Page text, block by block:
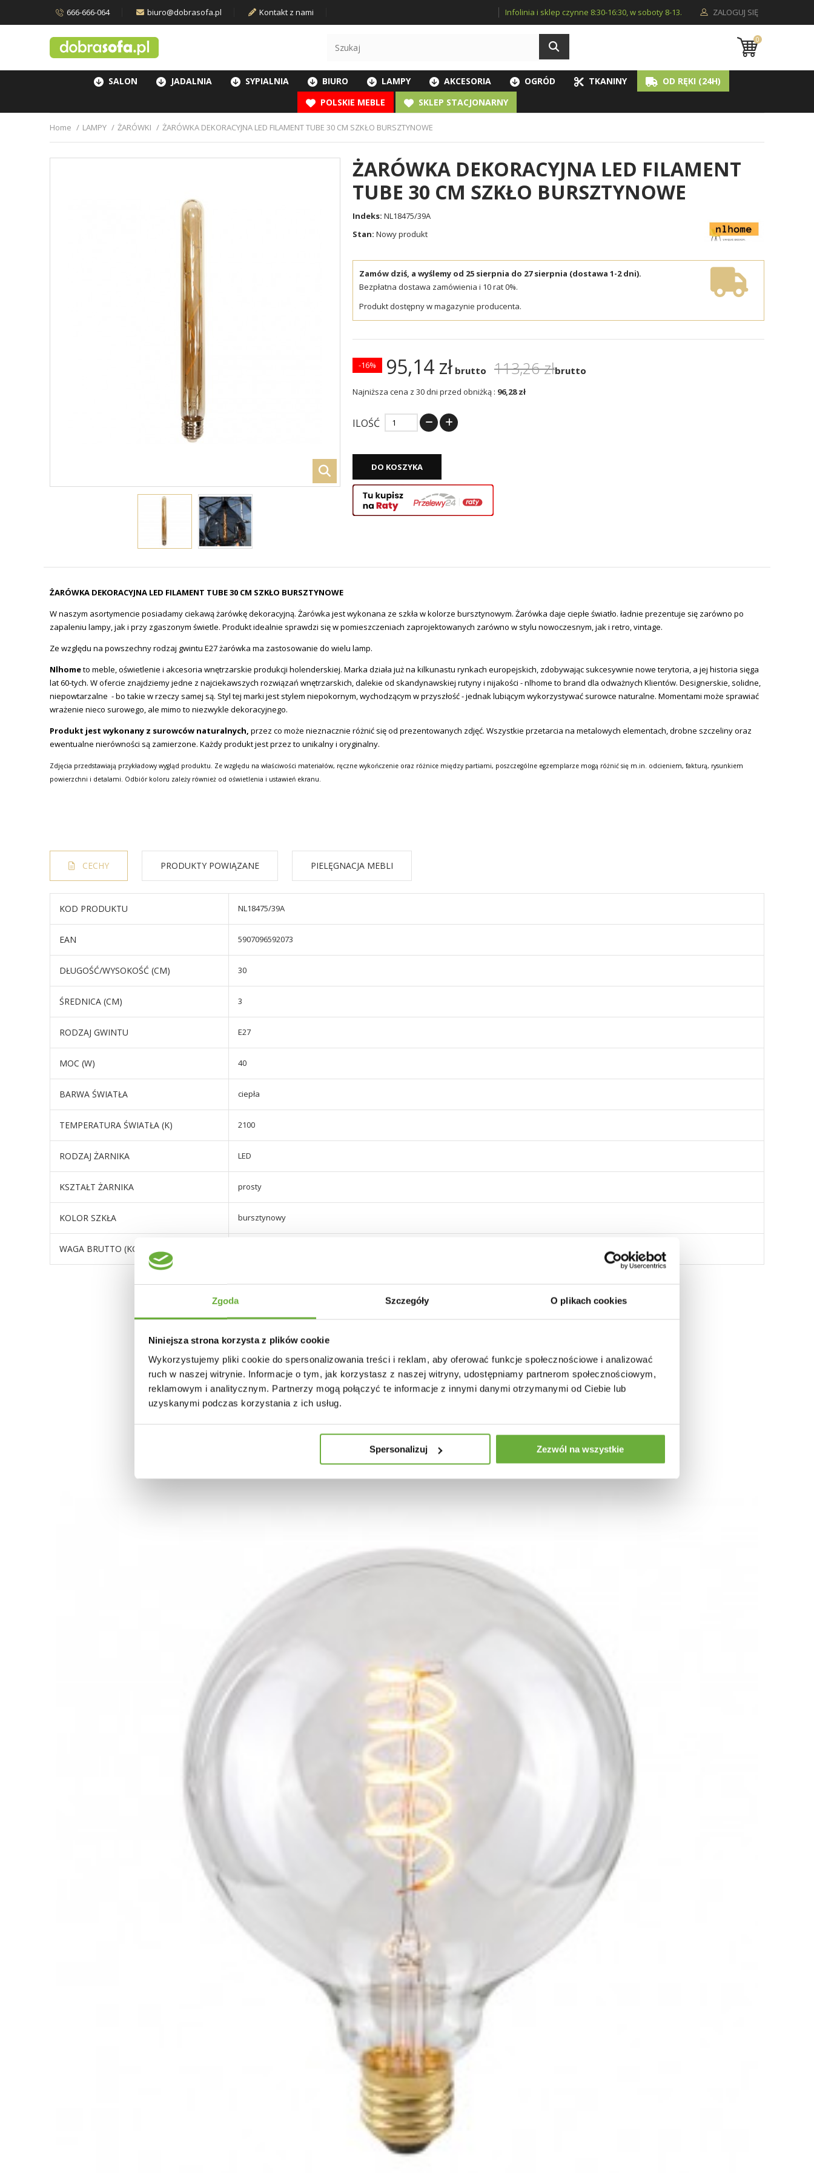
Zgoda Szczegóły O plikach cookies
Niniejsza strona korzysta z plików cookie
Wykorzystujemy pliki cookie do spersonalizowania treści i reklam, aby oferować funkcje społecznościowe i analizować
ruch w naszej witrynie. Informacje o tym, jak korzystasz z naszej witryny, udostępniamy partnerom społecznościowym,
reklamowym i analitycznym. Partnerzy mogą połączyć te informacje z innymi danymi otrzymanymi od Ciebie lub
uzyskanymi podczas korzystania z ich usług.
Spersonalizuj Zezwól na wszystkie
ZALOGUJ SIĘ
666-666-064 biuro@dobrasofa.pl Kontakt z nami Infolinia i sklep czynne 8:30-16:30, w soboty 8-13.
0
SALON JADALNIA SYPIALNIA BIURO LAMPY AKCESORIA OGRÓD TKANINY
OD RĘKI (24H)
POLSKIE MEBLE
SKLEP STACJONARNY
Home LAMPY ŻARÓWKI ŻARÓWKA DEKORACYJNA LED FILAMENT TUBE 30 CM SZKŁO BURSZTYNOWE
ŻARÓWKA DEKORACYJNA LED FILAMENT
TUBE 30 CM SZKŁO BURSZTYNOWE
Indeks: NL18475/39A
Stan: Nowy produkt
Zamów dziś, a wyślemy od 25 sierpnia do 27 sierpnia (dostawa 1-2 dni).
Bezpłatna dostawa zamówienia i 10 rat 0%.
Produkt dostępny w magazynie producenta.
95,14 zł brutto 113,26 złbrutto
-16%
Najniższa cena z 30 dni przed obniżką : 96,28 zł
ILOŚĆ
DO KOSZYKA
ŻARÓWKA DEKORACYJNA LED FILAMENT TUBE 30 CM SZKŁO BURSZTYNOWE
W naszym asortymencie posiadamy ciekawą żarówkę dekoracyjną. Żarówka jest wykonana ze szkła w kolorze bursztynowym. Żarówka daje ciepłe światło. ładnie prezentuje się zarówno po
zapaleniu lampy, jak i przy zgaszonym świetle. Produkt idealnie sprawdzi się w pomieszczeniach zaprojektowanych zarówno w stylu nowoczesnym, jak i retro, vintage.
Ze względu na powszechny rodzaj gwintu E27 żarówka ma zastosowanie do wielu lamp.
Nlhometo meble, oświetlenie i akcesoria wnętrzarskie produkcji holenderskiej. Marka działa już na kilkunastu rynkach europejskich, zdobywając sukcesywnie nowe terytoria, a jej historia sięga
lat 60-tych. W ofercie znajdziemy jedne z najciekawszych rozwiązań wnętrzarskich, dalekie od skandynawskiej rutyny i nijakości - nlhome to brand dla odważnych Klientów. Designerskie, solidne,
niepowtarzalne - bo takie w rzeczy samej są. Styl tej marki jest stylem niepokornym, wychodzącym w przyszłość - jednak lubiącym wykorzystywać surowce naturalne. Momentami może sprawiać
wrażenie nieco surowego, ale mimo to niezwykle dekoracyjnego.
Produkt jest wykonany z surowców naturalnych, przez co może nieznacznie różnić się od prezentowanych zdjęć. Wszystkie przetarcia na metalowych elementach, drobne szczeliny oraz
ewentualne nierówności są zamierzone. Każdy produkt jest przez to unikalny i oryginalny.
Zdjęcia przedstawiają przykładowy wygląd produktu. Ze względu na właściwości materiałów, ręczne wykończenie oraz różnice między partiami, poszczególne egzemplarze mogą różnić się m.in. odcieniem, fakturą, rysunkiem
powierzchni i detalami. Odbiór koloru zależy również od oświetlenia i ustawień ekranu.
CECHY PRODUKTY POWIĄZANE PIELĘGNACJA MEBLI
KOD PRODUKTU NL18475/39A
EAN 5907096592073
DŁUGOŚĆ/WYSOKOŚĆ (CM) 30
ŚREDNICA (CM) 3
RODZAJ GWINTU E27
MOC (W) 40
BARWA ŚWIATŁA ciepła
TEMPERATURA ŚWIATŁA (K) 2100
RODZAJ ŻARNIKA LED
KSZTAŁT ŻARNIKA prosty
KOLOR SZKŁA bursztynowy
WAGA BRUTTO (KG)
ŻARÓWKA DEKORACYJNA LED FILAMENT
127,05 zł
ŻARÓWKA DEKORACYJNA LED FILAMENT
TUBE...
25 INNYCH PRODUKTÓW W TEJ SAMEJ KATEGORII: